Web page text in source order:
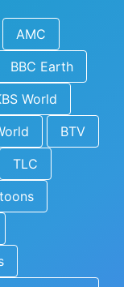
AMC
BBC Earth
World
BTV
TLC